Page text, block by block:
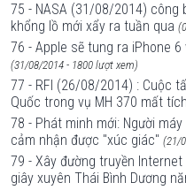
75 - NASA (31/08/2014)
khổng lồ mới xẩy ra tuần qua
76 - Apple sẽ tung ra iPhone
(31/08/2014 - 1800 lượt xem)
77 - RFI (26/08/2014) : Cuộc
Quốc trong vụ MH 370 mất tích
78 - Phát minh mới: Người
cảm nhận được "xúc giác" (21/
79 - Xây đường truyền
giây xuyên Thái Bình Dương